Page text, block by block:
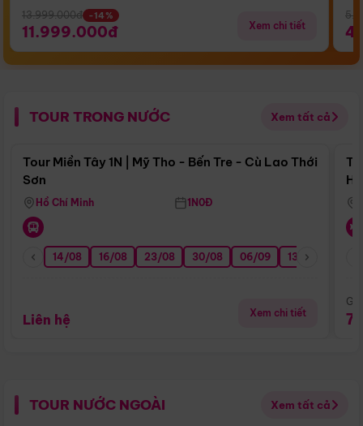
13.999.000đ -14%
11.999.000đ Xem chi tiết
TOUR TRONG NƯỚC Xem tất cả
Điểm nổi bật
Tour Miền Tây 1N | Mỹ Tho - Bến Tre - Cù Lao Thới
Sơn
Hồ Chí Minh 1N0Đ
14/08 16/08 23/08 30/08 06/09 13/09
Liên hệ Xem chi tiết
TOUR NƯỚC NGOÀI Xem tất cả
Điểm nổi bật